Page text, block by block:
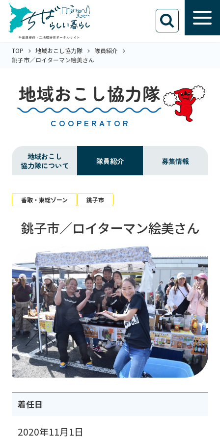
TOP 地域おこし協力隊
隊員紹介
銚子市／ロイターマン絵美さん
地域おこし協力隊
COOPERATOR
地域おこし
協力隊について
隊員紹介 募集情報
香取・東総ゾーン 銚子市
銚子市／ロイターマン絵美さん
着任日
2020年11月1日